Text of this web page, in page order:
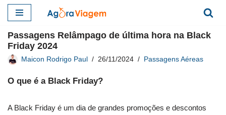
para
o
conteúdo
Passagens Relâmpago de última hora na Black
Friday 2024
Maicon Rodrigo Paul 26/11/2024 Passagens Aéreas
O que é a Black Friday?
A Black Friday é um dia de grandes promoções e descontos